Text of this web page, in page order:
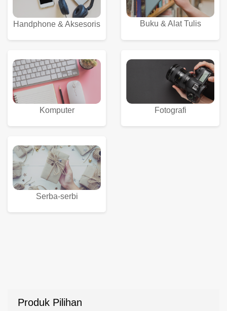
Handphone & Aksesoris Buku & Alat Tulis
Komputer Fotografi
Serba-serbi
Produk Pilihan